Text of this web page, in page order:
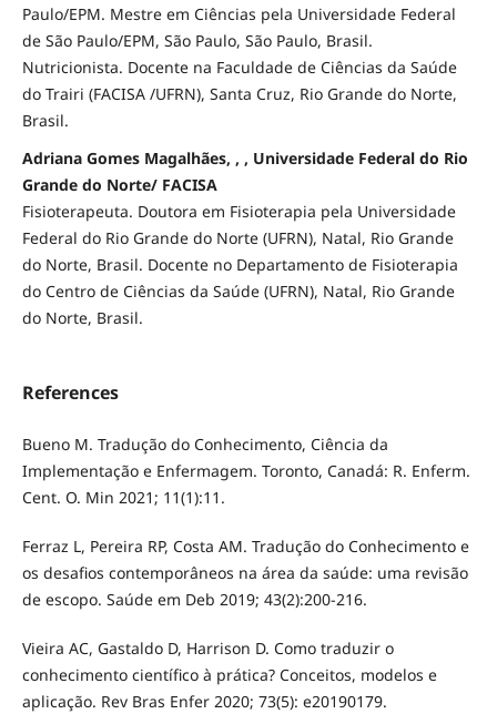
Paulo/EPM. Mestre em Ciências pela Universidade Federal
de São Paulo/EPM, São Paulo, São Paulo, Brasil.
Nutricionista. Docente na Faculdade de Ciências da Saúde
do Trairi (FACISA /UFRN), Santa Cruz, Rio Grande do Norte,
Brasil.
Adriana Gomes Magalhães, , , Universidade Federal do Rio
Grande do Norte/ FACISA
Fisioterapeuta. Doutora em Fisioterapia pela Universidade
Federal do Rio Grande do Norte (UFRN), Natal, Rio Grande
do Norte, Brasil. Docente no Departamento de Fisioterapia
do Centro de Ciências da Saúde (UFRN), Natal, Rio Grande
do Norte, Brasil.
References
Bueno M. Tradução do Conhecimento, Ciência da
Implementação e Enfermagem. Toronto, Canadá: R. Enferm.
Cent. O. Min 2021; 11(1):11.
Ferraz L, Pereira RP, Costa AM. Tradução do Conhecimento e
os desafios contemporâneos na área da saúde: uma revisão
de escopo. Saúde em Deb 2019; 43(2):200-216.
Vieira AC, Gastaldo D, Harrison D. Como traduzir o
conhecimento científico à prática? Conceitos, modelos e
aplicação. Rev Bras Enfer 2020; 73(5): e20190179.